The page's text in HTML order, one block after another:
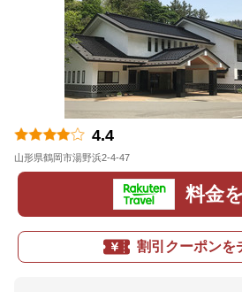
4.4
山形県鶴岡市湯野浜2-4-47
料金
割引クーポンを